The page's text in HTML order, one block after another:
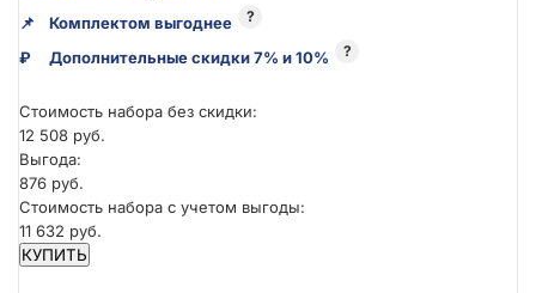
📌 Комплектом выгоднее ?
₽ Дополнительные скидки 7% и 10% ?
Стоимость набора без скидки:
12 508 руб.
Выгода:
876 руб.
Стоимость набора с учетом выгоды:
11 632 руб.
КУПИТЬ